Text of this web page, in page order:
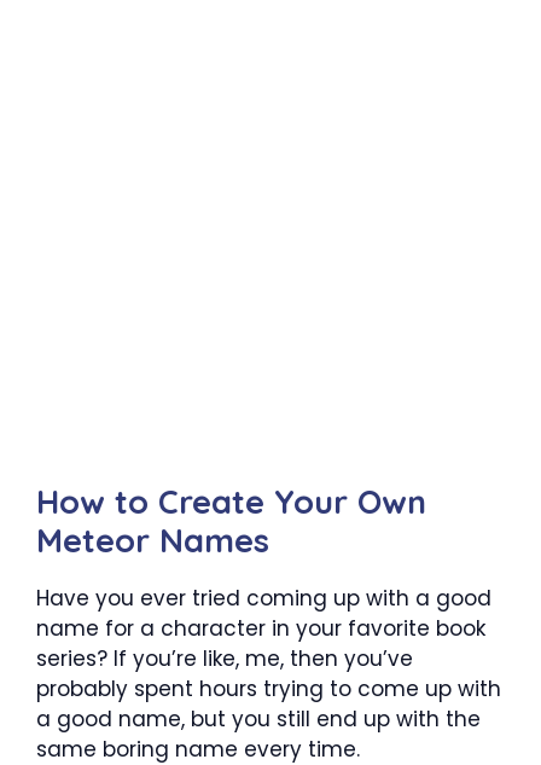
How to Create Your Own
Meteor Names
Have you ever tried coming up with a good
name for a character in your favorite book
series? If you’re like, me, then you’ve
probably spent hours trying to come up with
a good name, but you still end up with the
same boring name every time.